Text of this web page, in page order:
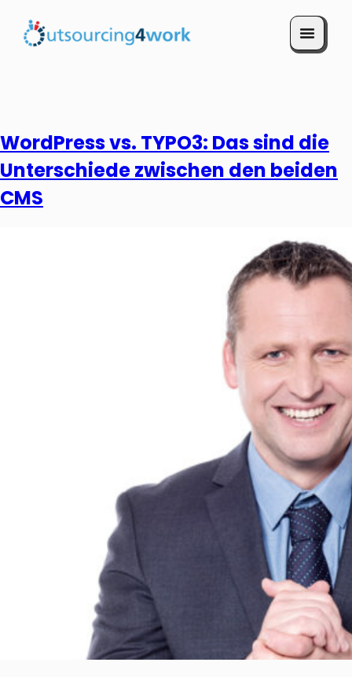
WordPress vs. TYPO3: Das sind die
Unterschiede zwischen den beiden
CMS